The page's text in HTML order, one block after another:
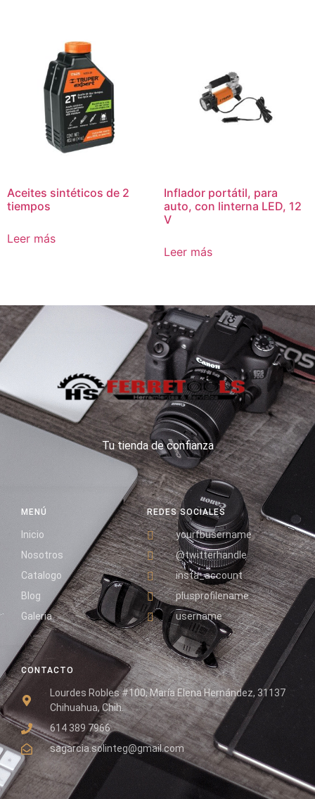
Aceites sintéticos de 2
tiempos
Leer más
Inflador portátil, para
auto, con linterna LED, 12
V
Leer más
CONTACTO
Lourdes Robles #100, María Elena Hernández, 31137
Chihuahua, Chih.
614 389 7966
sagarcia.solinteg@gmail.com
REDES SOCIALES
yourfbusername
@twitterhandle
insta_account
plusprofilename
username
MENÚ
Inicio
Nosotros
Catalogo
Blog
Galeria
Tu tienda de confianza